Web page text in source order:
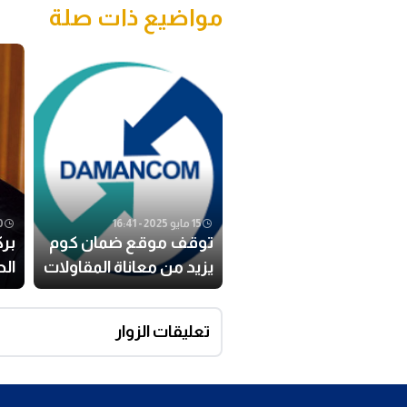
مواضيع ذات صلة
15 مايو 2025 - 16:41
توقف موقع ضمان كوم
يزيد من معاناة المقاولات
ويجبر أصحابها على
30
تعليقات الزوار